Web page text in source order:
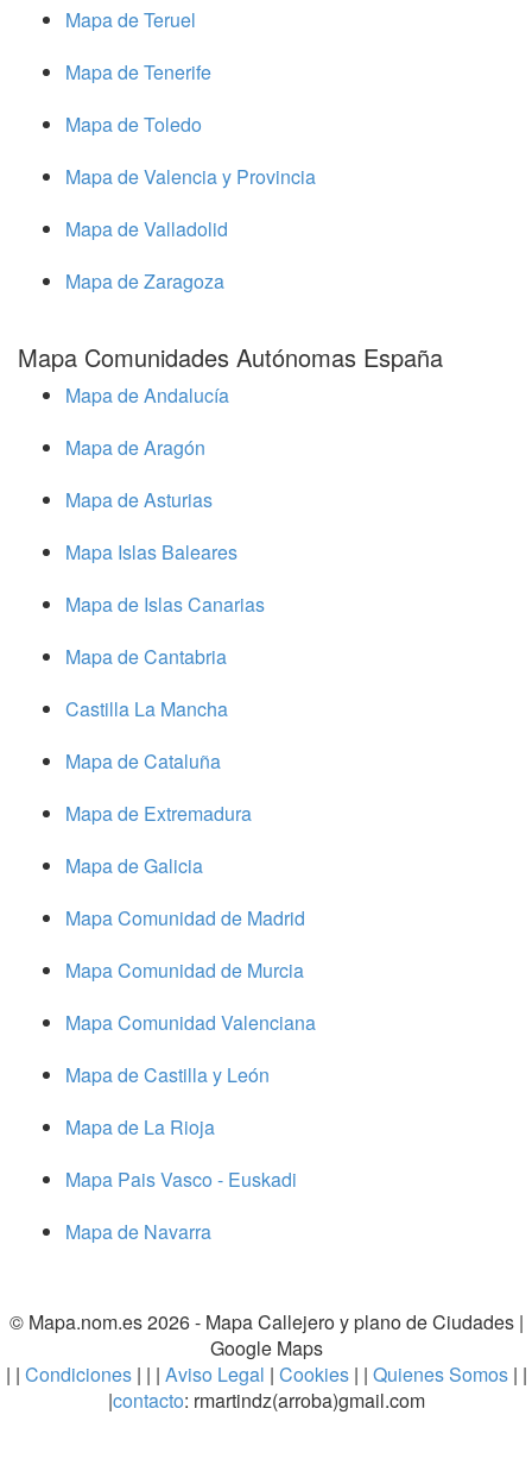
Mapa de Teruel
Mapa de Tenerife
Mapa de Toledo
Mapa de Valencia y Provincia
Mapa de Valladolid
Mapa de Zaragoza
Mapa Comunidades Autónomas España
Mapa de Andalucía
Mapa de Aragón
Mapa de Asturias
Mapa Islas Baleares
Mapa de Islas Canarias
Mapa de Cantabria
Castilla La Mancha
Mapa de Cataluña
Mapa de Extremadura
Mapa de Galicia
Mapa Comunidad de Madrid
Mapa Comunidad de Murcia
Mapa Comunidad Valenciana
Mapa de Castilla y León
Mapa de La Rioja
Mapa Pais Vasco - Euskadi
Mapa de Navarra
© Mapa.nom.es 2026 - Mapa Callejero y plano de Ciudades|
Google Maps
| | Condiciones| | | Aviso Legal | Cookies | | Quienes Somos | |
|contacto: rmartindz(arroba)gmail.com